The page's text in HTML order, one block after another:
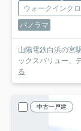
ウォークインク
パノラマ
山陽電鉄白浜の宮
ックスバリュー、
る
中古一戸建